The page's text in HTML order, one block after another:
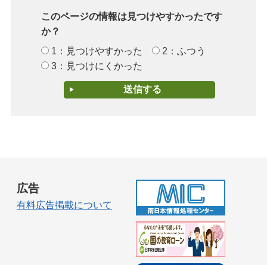
このページの情報は見つけやすかったです
か？
1：見つけやすかった
2：ふつう
3：見つけにくかった
広告
有料広告掲載について